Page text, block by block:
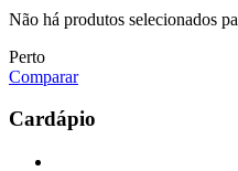
Não há produtos selecionados
Perto
Comparar
Cardápio